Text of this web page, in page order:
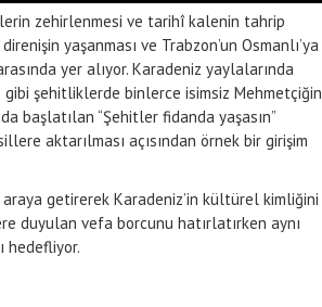
zehirlenmesi ve tarihî kalenin tahrip
yaşanması ve Trabzon’un Osmanlı’ya
yer alıyor. Karadeniz yaylalarında
şehitliklerde binlerce isimsiz Mehmetçiğin
başlatılan “Şehitler fidanda yaşasın”
aktarılması açısından örnek bir girişim
getirerek Karadeniz’in kültürel kimliğini
duyulan vefa borcunu hatırlatırken aynı
hedefliyor.